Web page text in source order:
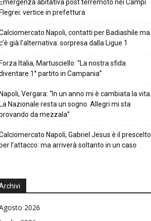
abitativa post terremoto nei Campi
vertice in prefettura
Napoli, contatti per Badiashile ma
già l’alternativa: sorpresa dalla Ligue 1
Italia, Martusciello: “La nostra sfida
1° partito in Campania”
Vergara: “In un anno mi è cambiata la vita.
Nazionale resta un sogno. Allegri mi sta
da mezzala”
Napoli, Gabriel Jesus è il prescelto
l’attacco: ma arriverà soltanto in un caso
2026